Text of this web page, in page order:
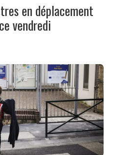
en déplacement
vendredi